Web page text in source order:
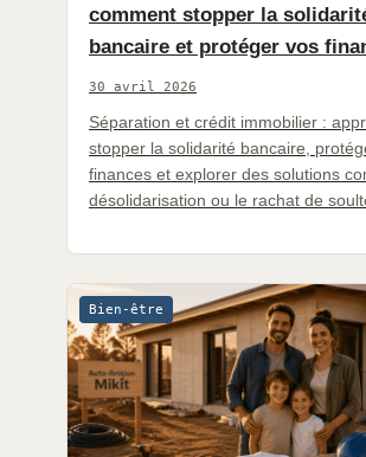
comment stopper la
bancaire et protéger vos
30 avril 2026
Séparation et crédit immobilier :
stopper la solidarité bancaire,
finances et explorer des solutions
désolidarisation ou le rachat de
Bien-être